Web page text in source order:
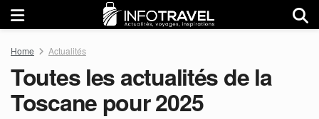
Home Actualités
Toutes les actualités de la
Toscane pour 2025